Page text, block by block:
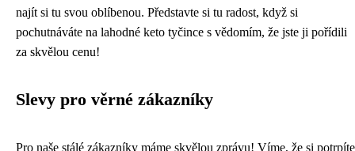
najít si tu svou oblíbenou. Představte si tu radost, když si
pochutnáváte na lahodné keto tyčince s vědomím, že jste ji pořídili
za skvělou cenu!
Slevy pro věrné zákazníky
Pro naše stálé zákazníky máme skvělou zprávu! Víme, že si potrpíte